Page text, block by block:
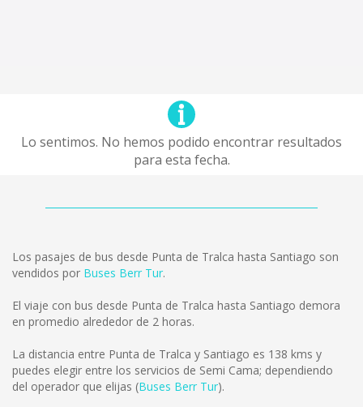
Lo sentimos. No hemos podido encontrar resultados
para esta fecha.
Los pasajes de bus desde Punta de Tralca hasta Santiago son
vendidos por Buses Berr Tur.
El viaje con bus desde Punta de Tralca hasta Santiago demora
en promedio alrededor de 2 horas.
La distancia entre Punta de Tralca y Santiago es 138 kms y
puedes elegir entre los servicios de Semi Cama; dependiendo
del operador que elijas (Buses Berr Tur).